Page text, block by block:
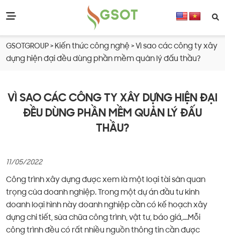
GSOTGROUP > Kiến thức công nghệ > Vì sao các công ty xây
dựng hiện đại đều dùng phần mềm quản lý đấu thầu?
VÌ SAO CÁC CÔNG TY XÂY DỰNG HIỆN ĐẠI
ĐỀU DÙNG PHẦN MỀM QUẢN LÝ ĐẤU
THẦU?
11/05/2022
Công trình xây dựng được xem là một loại tài sản quan
trọng của doanh nghiệp. Trong một dự án đầu tư kinh
doanh loại hình này doanh nghiệp cần có kế hoạch xây
dựng chi tiết, sửa chữa công trình, vật tư, báo giá,….Mỗi
công trình đều có rất nhiều nguồn thông tin cần được